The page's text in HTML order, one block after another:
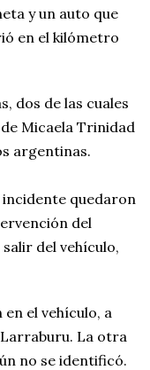
y un auto que
en el kilómetro
dos de las cuales
Micaela Trinidad
argentinas.
incidente quedaron
del
del vehículo,
el vehículo, a
La otra
no se identificó.